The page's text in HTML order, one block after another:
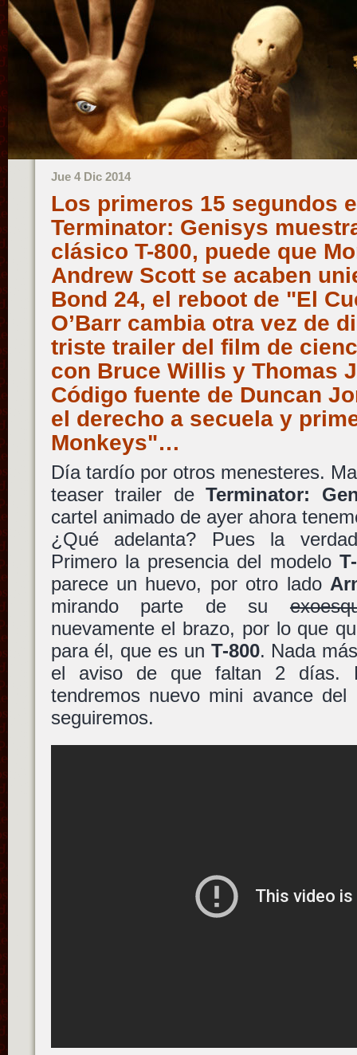
Jue 4 Dic 2014
Los primeros 15 segundos
Terminator: Genisys
clásico T-800, puede que
Andrew Scott se acaben
Bond 24, el reboot de "El
O’Barr cambia otra vez de
triste trailer del film de
con Bruce Willis y Thomas
Código fuente de Duncan
el derecho a secuela y
Monkeys"…
Día tardío por otros menesteres.
teaser trailer deTerminator:
cartel animado de ayer ahora
¿Qué adelanta? Pues la
Primero la presencia del modelo
parece un huevo, por otro lado
mirando parte de su
nuevamente el brazo, por lo que
para él, que es un T-800. Nada
el aviso de que faltan 2 días.
tendremos nuevo mini avance
seguiremos.